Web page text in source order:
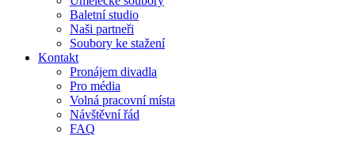
Baletní studio
Naši partneři
Soubory ke stažení
Kontakt
Pronájem divadla
Pro média
Volná pracovní místa
Návštěvní řád
FAQ